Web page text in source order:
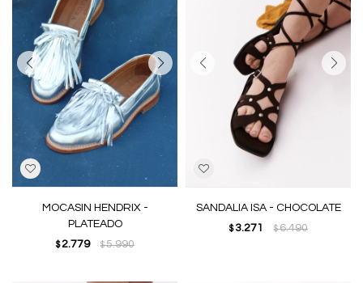
MOCASIN HENDRIX -
PLATEADO
$ 2.779 $5.990
SANDALIA ISA - CHOCOLATE
$ 3.271 $6.490